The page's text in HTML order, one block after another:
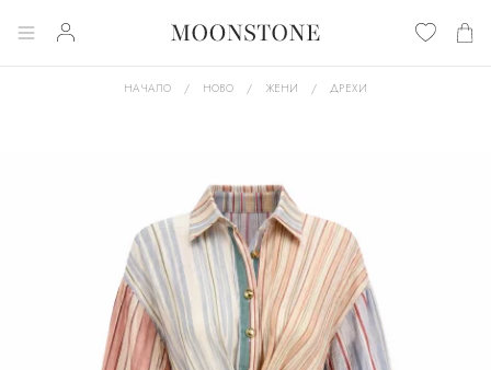
НАЧАЛО НОВО ЖЕНИ ДРЕХИ